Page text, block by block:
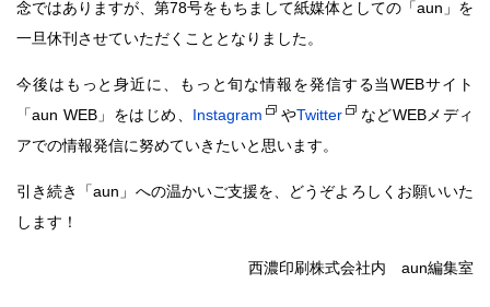
念ではありますが、第78号をもちまして紙媒体としての「aun」を
一旦休刊させていただくこととなりました。
今後はもっと身近に、もっと旬な情報を発信する当WEBサイト
「aun WEB」をはじめ、 Instagram やTwitter
などWEBメディ
アでの情報発信に努めていきたいと思います。
引き続き「aun」への温かいご支援を、どうぞよろしくお願いいた
します！
西濃印刷株式会社内 aun編集室